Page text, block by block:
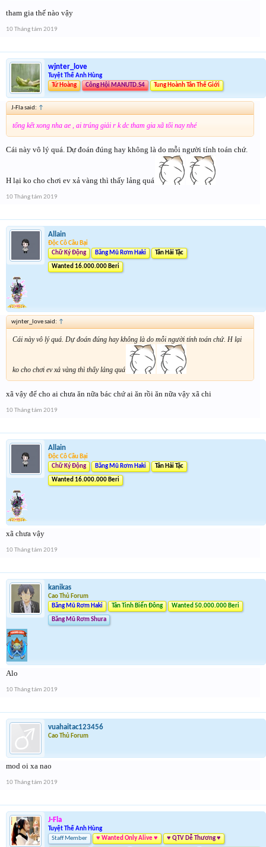
tham gia thế nào vậy
10 Tháng tám 2019
wjnter_love
Tuyệt Thế Anh Hùng
Tứ Hoàng
Công Hội MANUTD.S4 Tung Hoành Tân Thế Giới
J-Fla said: ↑
tổng kết xong nha ae , ai trúng giải r k dc tham gia xã tối nay nhé
Cái này vô lý quá. Dự đoán đúng hay không là do mỗi người tính toán chứ.
H lại ko cho chơi ev xả vàng thì thấy lảng quá
10 Tháng tám 2019
Allain
Độc Cô Cầu Bại
Chữ Ký Động
Băng Mũ Rơm Haki Tân Hải Tặc
Wanted 16.000.000 Beri
wjnter_love said: ↑
Cái này vô lý quá. Dự đoán đúng hay không là do mỗi người tính toán chứ. H lại
ko cho chơi ev xả vàng thì thấy lảng quá
xã vậy để cho ai chưa ăn nữa bác chứ ai ăn rồi ăn nữa vậy xã chi
10 Tháng tám 2019
Allain
Độc Cô Cầu Bại
Chữ Ký Động
Băng Mũ Rơm Haki Tân Hải Tặc
Wanted 16.000.000 Beri
xã chưa vậy
10 Tháng tám 2019
kanikas
Cao Thủ Forum
Băng Mũ Rơm Haki
Tân Tinh Biển Đông Wanted 50.000.000 Beri
Băng Mũ Rơm Shura
Alo
10 Tháng tám 2019
vuahaitac123456
Cao Thủ Forum
mod oi xa nao
10 Tháng tám 2019
J-Fla
Tuyệt Thế Anh Hùng
Staff Member
♥ Wanted Only Alive ♥ ♥ QTV Dễ Thương ♥